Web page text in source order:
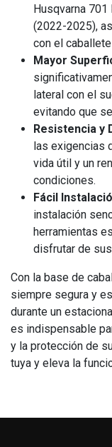
Husqvarna
(2022-2025),
con el
Mayor
lateral con el
evitando que
Resistencia y
las exigencias
vida útil y un
condiciones.
Fácil
instalación
herramientas
disfrutar de
Con la base de
siempre segura y
durante un
es indispensable
y la protección de
tuya y eleva la